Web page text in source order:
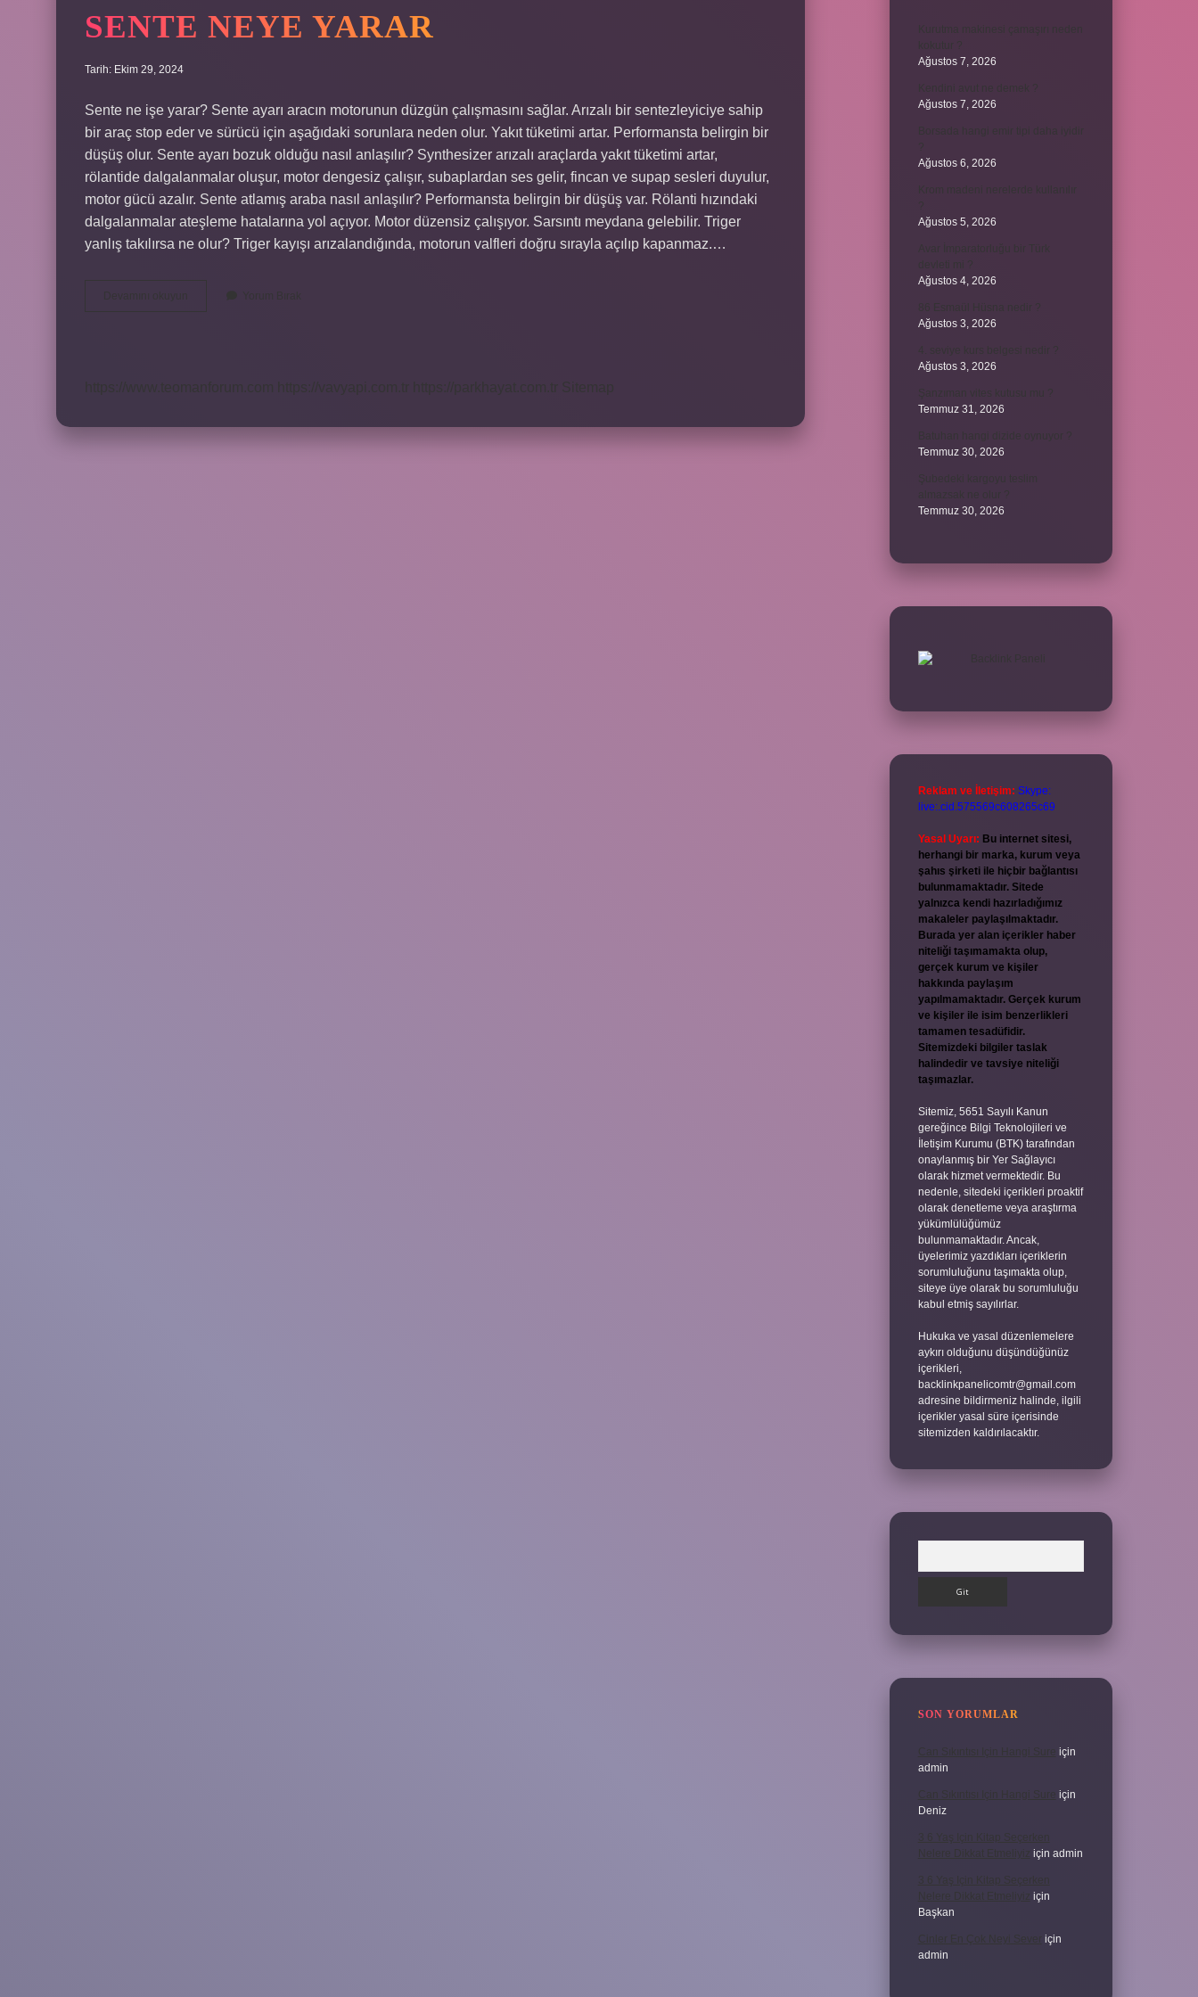
SENTE NEYE YARAR
Tarih: Ekim 29, 2024
Sente ne işe yarar? Sente ayarı aracın motorunun düzgün çalışmasını sağlar. Arızalı bir sentezleyiciye sahip
bir araç stop eder ve sürücü için aşağıdaki sorunlara neden olur. Yakıt tüketimi artar. Performansta belirgin bir
düşüş olur. Sente ayarı bozuk olduğu nasıl anlaşılır? Synthesizer arızalı araçlarda yakıt tüketimi artar,
rölantide dalgalanmalar oluşur, motor dengesiz çalışır, subaplardan ses gelir, fincan ve supap sesleri duyulur,
motor gücü azalır. Sente atlamış araba nasıl anlaşılır? Performansta belirgin bir düşüş var. Rölanti hızındaki
dalgalanmalar ateşleme hatalarına yol açıyor. Motor düzensiz çalışıyor. Sarsıntı meydana gelebilir. Triger
yanlış takılırsa ne olur? Triger kayışı arızalandığında, motorun valfleri doğru sırayla açılıp kapanmaz.…
Ağustos 7, 2026
Ağustos 7, 2026
Ağustos 6, 2026
Ağustos 5, 2026
Ağustos 4, 2026
Ağustos 3, 2026
Ağustos 3, 2026
Temmuz 31, 2026
Temmuz 30, 2026
Temmuz 30, 2026
Reklam ve İletişim: Skype:
live:.cid.575569c608265c69
Yasal Uyarı: Bu internet sitesi,
herhangi bir marka, kurum veya
şahıs şirketi ile hiçbir bağlantısı
bulunmamaktadır. Sitede
yalnızca kendi hazırladığımız
makaleler paylaşılmaktadır.
Burada yer alan içerikler haber
niteliği taşımamakta olup,
gerçek kurum ve kişiler
hakkında paylaşım
yapılmamaktadır. Gerçek kurum
ve kişiler ile isim benzerlikleri
tamamen tesadüfidir.
Sitemizdeki bilgiler taslak
halindedir ve tavsiye niteliği
taşımazlar.
Sitemiz, 5651 Sayılı Kanun
gereğince Bilgi Teknolojileri ve
İletişim Kurumu (BTK) tarafından
onaylanmış bir Yer Sağlayıcı
olarak hizmet vermektedir. Bu
nedenle, sitedeki içerikleri proaktif
olarak denetleme veya araştırma
yükümlülüğümüz
bulunmamaktadır. Ancak,
üyelerimiz yazdıkları içeriklerin
sorumluluğunu taşımakta olup,
siteye üye olarak bu sorumluluğu
kabul etmiş sayılırlar.
Hukuka ve yasal düzenlemelere
aykırı olduğunu düşündüğünüz
içerikleri,
backlinkpanelicomtr@gmail.com
adresine bildirmeniz halinde, ilgili
içerikler yasal süre içerisinde
sitemizden kaldırılacaktır.
SON YORUMLAR
Can Sıkıntısı Için Hangi Sure için
admin
Can Sıkıntısı Için Hangi Sure için
Deniz
3 6 Yaş Için Kitap Seçerken
Nelere Dikkat Etmeliyiz için admin
3 6 Yaş Için Kitap Seçerken
Nelere Dikkat Etmeliyiz için
Başkan
Cinler En Çok Neyi Sever için
admin